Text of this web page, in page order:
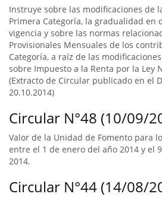
Instruye sobre las modificaciones de
Primera Categoría, la gradualidad en
vigencia y sobre las normas
Provisionales Mensuales de los
Categoría, a raíz de las
sobre Impuesto a la Renta por la Ley
(Extracto de Circular publicado en el
20.10.2014)
Circular N°48 (10/09/
Valor de la Unidad de Fomento para
entre el 1 de enero del año 2014 y el
2014.
Circular N°44 (14/08/